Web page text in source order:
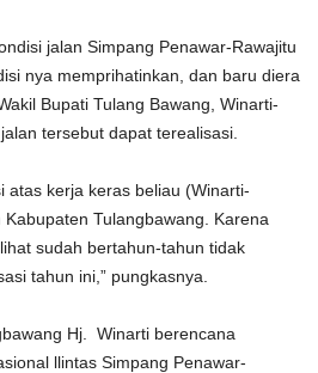
jalan Simpang Penawar-Rawajitu
nya memprihatinkan, dan baru diera
Bupati Tulang Bawang, Winarti-
tersebut dapat terealisasi.
atas kerja keras beliau (Winarti-
Tulangbawang. Karena
sudah bertahun-tahun tidak
tahun ini,” pungkasnya.
Hj. Winarti berencana
llintas Simpang Penawar-